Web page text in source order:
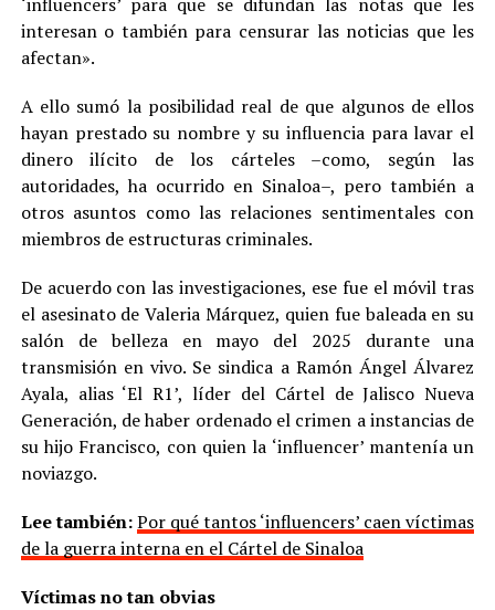
interesan o también para censurar las noticias que les
afectan».
A ello sumó la posibilidad real de que algunos de ellos
hayan prestado su nombre y su influencia para lavar el
dinero ilícito de los cárteles –como, según las
autoridades, ha ocurrido en Sinaloa–, pero también a
otros asuntos como las relaciones sentimentales con
miembros de estructuras criminales.
De acuerdo con las investigaciones, ese fue el móvil tras
el asesinato de Valeria Márquez, quien fue baleada en su
salón de belleza en mayo del 2025 durante una
transmisión en vivo. Se sindica a Ramón Ángel Álvarez
Ayala, alias ‘El R1’, líder del Cártel de Jalisco Nueva
Generación, de haber ordenado el crimen a instancias de
su hijo Francisco, con quien la ‘influencer’ mantenía un
noviazgo.
Lee también:Por qué tantos ‘influencers’ caen víctimas
de la guerra interna en el Cártel de Sinaloa
Víctimas no tan obvias